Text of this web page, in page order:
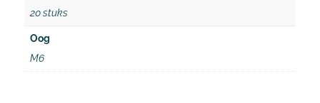
20 stuks
Oog
M6